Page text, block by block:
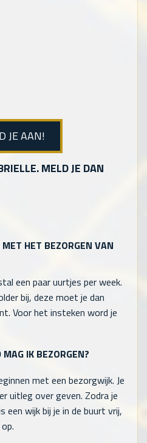
JE AAN!
MELD JE DAN
HET BEZORGEN VAN
een paar uurtjes per week.
bij, deze moet je dan
Voor het insteken word je
IK BEZORGEN?
met een bezorgwijk. Je
uitleg over geven. Zodra je
een wijk bij je in de buurt vrij,